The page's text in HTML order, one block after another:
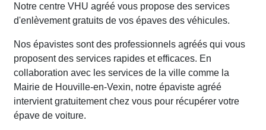
Notre centre VHU agréé vous propose des services
d'enlèvement gratuits de vos épaves des véhicules.
Nos épavistes sont des professionnels agréés qui vous
proposent des services rapides et efficaces. En
collaboration avec les services de la ville comme la
Mairie de Houville-en-Vexin, notre épaviste agréé
intervient gratuitement chez vous pour récupérer votre
épave de voiture.